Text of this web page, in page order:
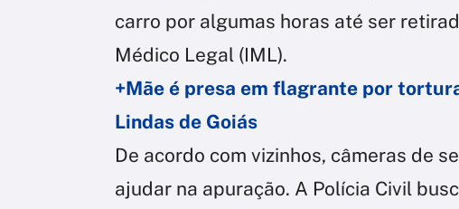
carro por algumas horas até ser
Médico Legal (IML).
+Mãe é presa em flagrante por
Lindas de Goiás
De acordo com vizinhos, câmeras de
ajudar na apuração. A Polícia Civil